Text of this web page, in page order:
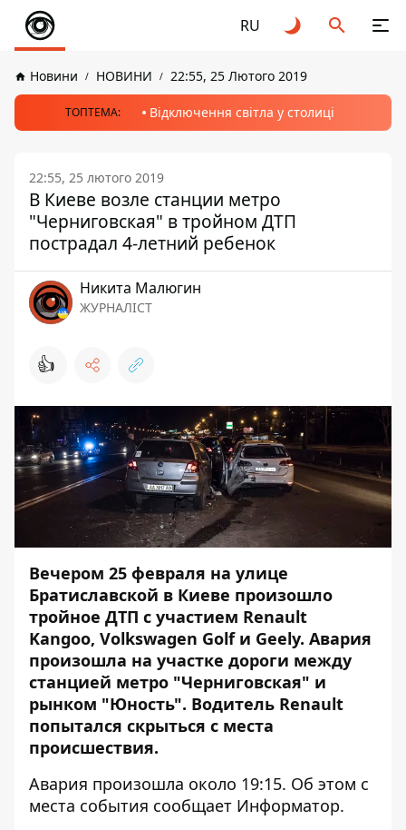
RU
Новини НОВИНИ 22:55, 25 Лютого 2019
ТОПТЕМА: Відключення світла у столиці
22:55, 25 лютого 2019
В Киеве возле станции метро
"Черниговская" в тройном ДТП
пострадал 4-летний ребенок
Никита Малюгин
ЖУРНАЛІСТ
👍
Вечером 25 февраля на улице
Братиславской в Киеве произошло
тройное ДТП с участием Renault
Kangoo, Volkswagen Golf и Geely. Авария
произошла на участке дороги между
станцией метро "Черниговская" и
рынком "Юность". Водитель Renault
попытался скрыться с места
происшествия.
Авария произошла около 19:15. Об этом с
места события сообщает Информатор.